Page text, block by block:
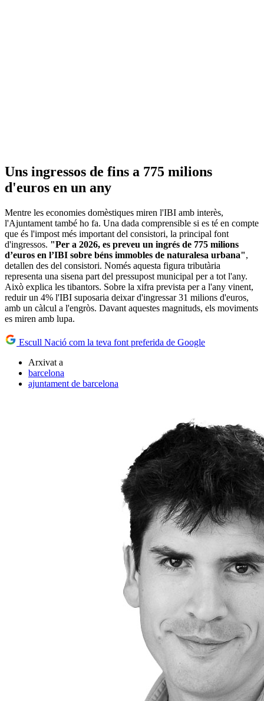
Uns ingressos de fins a 775 milions
d'euros en un any
Mentre les economies domèstiques miren l'IBI amb interès,
l'Ajuntament també ho fa. Una dada comprensible si es té en compte
que és l'impost més important del consistori, la principal font
d'ingressos. "Per a 2026, es preveu un ingrés de 775 milions
d’euros en l’IBI sobre béns immobles de naturalesa urbana",
detallen des del consistori. Només aquesta figura tributària
representa una sisena part del pressupost municipal per a tot l'any.
Això explica les tibantors. Sobre la xifra prevista per a l'any vinent,
reduir un 4% l'IBI suposaria deixar d'ingressar 31 milions d'euros,
amb un càlcul a l'engròs. Davant aquestes magnituds, els moviments
es miren amb lupa.
Escull Nació com la teva font preferida de Google
Arxivat a
barcelona
ajuntament de barcelona